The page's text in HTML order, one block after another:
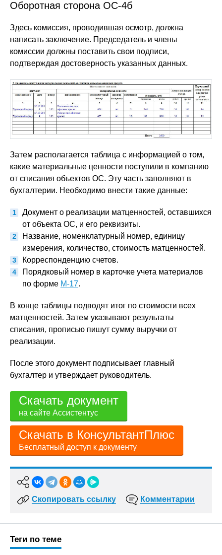
Оборотная сторона ОС-4б
Здесь комиссия, проводившая осмотр, должна
написать заключение. Председатель и члены
комиссии должны поставить свои подписи,
подтверждая достоверность указанных данных.
Затем располагается таблица с информацией о том,
какие материальные ценности поступили в компанию
от списания объектов ОС. Эту часть заполняют в
бухгалтерии. Необходимо внести такие данные:
Документ о реализации матценностей, оставшихся
от объекта ОС, и его реквизиты.
Название, номенклатурный номер, единицу
измерения, количество, стоимость матценностей.
Корреспонденцию счетов.
Порядковый номер в карточке учета материалов
по форме М-17.
В конце таблицы подводят итог по стоимости всех
матценностей. Затем указывают результаты
списания, прописью пишут сумму выручки от
реализации.
После этого документ подписывает главный
бухгалтер и утверждает руководитель.
Скачать документ
на сайте Ассистентус
Скачать в КонсультантПлюс
Бесплатный доступ к документу
Скопировать ссылку Комментарии
Теги по теме